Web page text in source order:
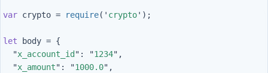
var crypto = require( ' crypto' );
let body = {
"x_account_id " : "1234" ,
"x_amount" : "1000.0" ,